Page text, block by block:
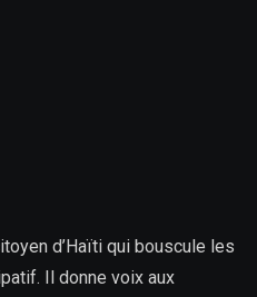
d’Haïti qui bouscule les
Il donne voix aux